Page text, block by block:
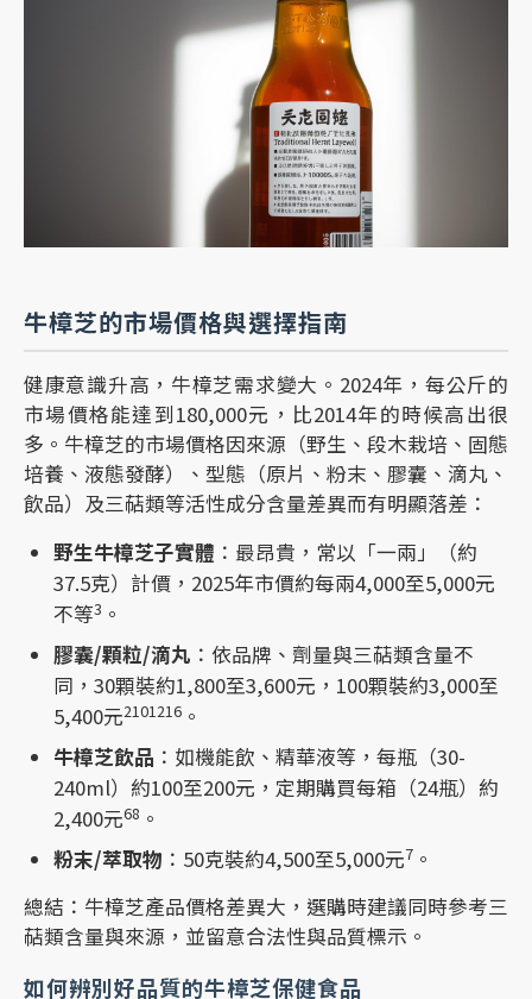
牛樟芝的市場價格與選擇指南
健康意識升高，牛樟芝需求變大。2024年，每公斤的
市場價格能達到180,000元，比2014年的時候高出很
多。牛樟芝的市場價格因來源（野生、段木栽培、固態
培養、液態發酵）、型態（原片、粉末、膠囊、滴丸、
飲品）及三萜類等活性成分含量差異而有明顯落差：
野生牛樟芝子實體 ：最昂貴，常以「一兩」（約
37.5克）計價，2025年市價約每兩4,000至5,000元
不等3 。
膠囊/顆粒/滴丸 ：依品牌、劑量與三萜類含量不
同，30顆裝約1,800至3,600元，100顆裝約3,000至
5,400元2101216 。
牛樟芝飲品 ：如機能飲、精華液等，每瓶（30-
240ml）約100至200元，定期購買每箱（24瓶）約
2,400元68 。
粉末/萃取物 ：50克裝約4,500至5,000元7 。
總結：牛樟芝產品價格差異大，選購時建議同時參考三
萜類含量與來源，並留意合法性與品質標示。
如何辨別好品質的牛樟芝保健食品